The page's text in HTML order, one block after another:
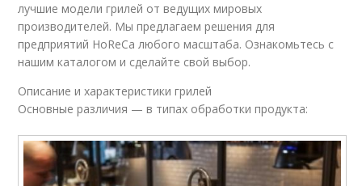
лучшие модели грилей от ведущих мировых
производителей. Мы предлагаем решения для
предприятий HoReCa любого масштаба. Ознакомьтесь с
нашим каталогом и сделайте свой выбор.
Описание и характеристики грилей
Основные различия — в типах обработки продукта: